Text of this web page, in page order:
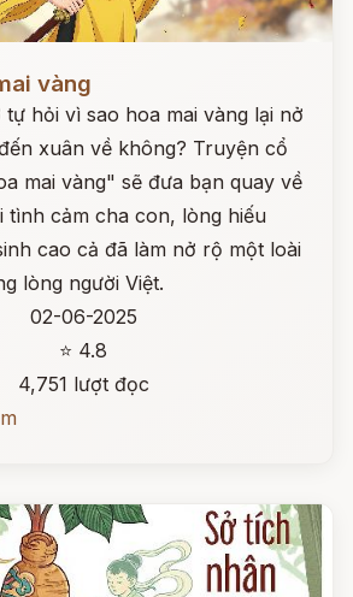
vàng
tự hỏi vì sao hoa mai vàng lại nở
xuân về không? Truyện cổ
mai vàng" sẽ đưa bạn quay về
tình cảm cha con, lòng hiếu
cao cả đã làm nở rộ một loài
lòng người Việt.
02-06-2025
⭐ 4.8
4,751 lượt đọc